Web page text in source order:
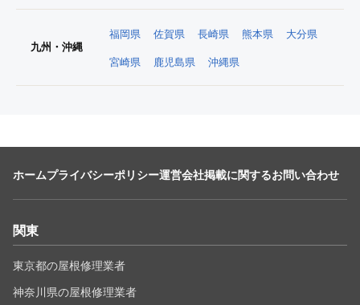
九州・沖縄
福岡県 佐賀県 長崎県 熊本県 大分県
宮崎県 鹿児島県 沖縄県
ホームプライバシーポリシー運営会社掲載に関するお問い合わせ
関東
東京都の屋根修理業者
神奈川県の屋根修理業者